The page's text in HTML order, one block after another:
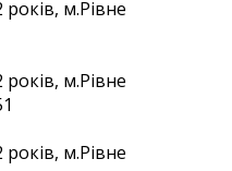
м.Рівне
м.Рівне
м.Рівне